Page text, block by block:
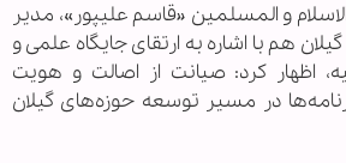
و المسلمین «قاسم علیپور»، مدیر
هم با اشاره به ارتقای جایگاه علمی و
اظهار کرد: صیانت از اصالت و هویت
در مسیر توسعه حوزه‌های گیلان